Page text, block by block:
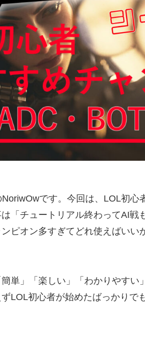
です。今回は、LOL初心
「チュートリアル終わってAI戦
ピオン多すぎてどれ使えばいい
単」「楽しい」「わかりやすい
LOL初心者が始めたばっかりで